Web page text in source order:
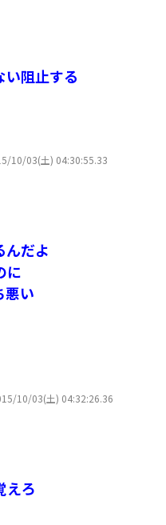
い阻止する
10/03(土) 04:30:55.33
んだよ
に
悪い
10/03(土) 04:32:26.36
えろ